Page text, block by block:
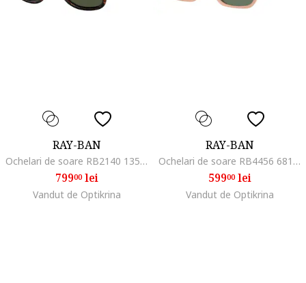
RAY-BAN
Ochelari de soare RB2140 135931 50, Marime 50 mm
79900lei
Vandut de Optikrina
RAY-BAN
Ochelari de soare RB4456 681182 53, Marime 53 mm
59900lei
Vandut de Optikrina